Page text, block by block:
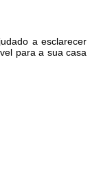
a esclarecer
para a sua casa